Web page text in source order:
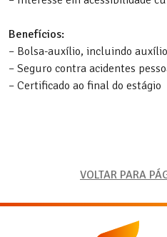
Benefícios:
– Bolsa-auxílio, incluindo
– Seguro contra acidentes
– Certificado ao final do estágio
VOLTAR PARA
Fundação